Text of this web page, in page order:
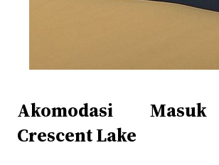
Akomodasi
Crescent Lake